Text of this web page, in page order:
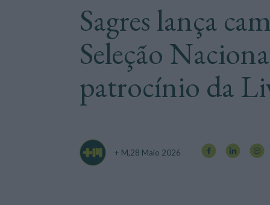
Sagres lança
Seleção
patrocínio da
+ M,28 Maio 2026